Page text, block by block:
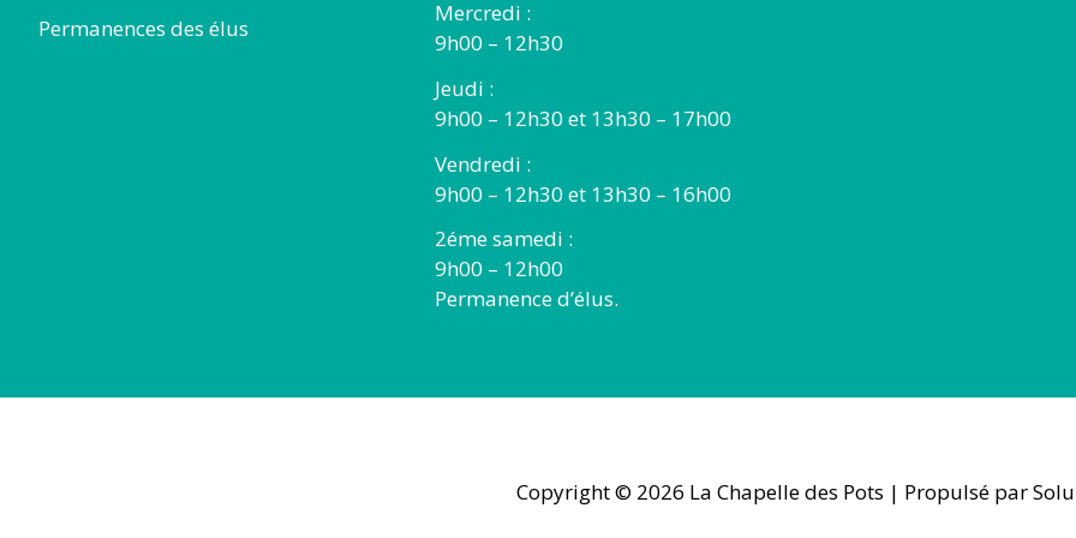
Permanences des élus
Mercredi :
9h00 – 12h30
Jeudi :
9h00 – 12h30 et 13h30 – 17h00
Vendredi :
9h00 – 12h30 et 13h30 – 16h00
2éme samedi :
9h00 – 12h00
Permanence d’élus.
Copyright © 2026 La Chapelle des Pots | Propulsé par